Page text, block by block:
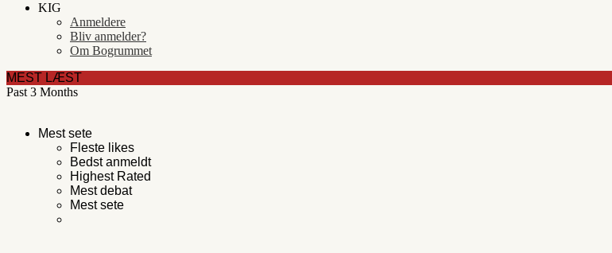
KIG
Anmeldere
Bliv anmelder?
Om Bogrummet
MEST LÆST
Past 3 Months
Mest sete
Fleste likes
Bedst anmeldt
Highest Rated
Mest debat
Mest sete